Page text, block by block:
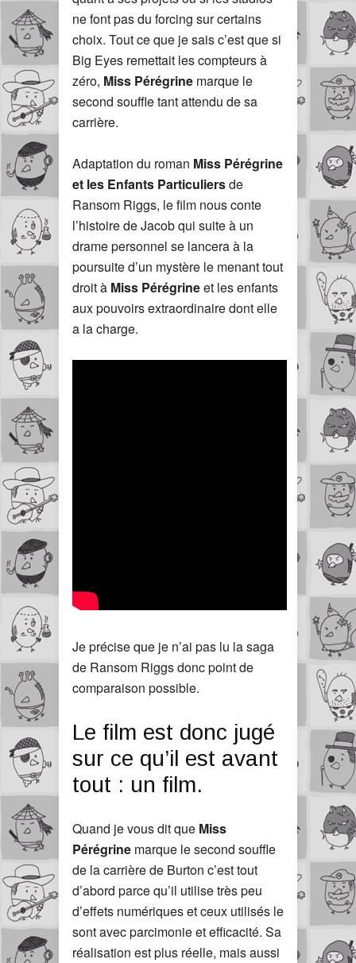
ne font pas du forcing sur certains
choix. Tout ce que je sais c’est que si
Big Eyes remettait les compteurs à
zéro, Miss Pérégrine marque le
second souffle tant attendu de sa
carrière.
Adaptation du roman Miss Pérégrine
et les Enfants Particuliersde
Ransom Riggs, le film nous conte
l’histoire de Jacob qui suite à un
drame personnel se lancera à la
poursuite d’un mystère le menant tout
droit à Miss Pérégrineet les enfants
aux pouvoirs extraordinaire dont elle
a la charge.
Je précise que je n’ai pas lu la saga
de Ransom Riggs donc point de
comparaison possible.
Le film est donc jugé
sur ce qu’il est avant
tout : un film.
Quand je vous dit que Miss
Pérégrine marque le second souffle
de la carrière de Burton c’est tout
d’abord parce qu’il utilise très peu
d’effets numériques et ceux utilisés le
sont avec parcimonie et efficacité. Sa
réalisation est plus réelle, mais aussi